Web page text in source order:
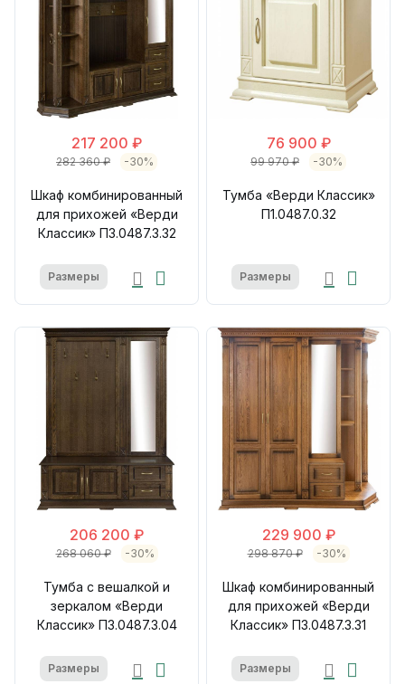
217 200 ₽
282 360 ₽ -30%
Шкаф комбинированный
для прихожей «Верди
Классик» П3.0487.3.32
Размеры
76 900 ₽
99 970 ₽ -30%
Тумба «Верди Классик»
П1.0487.0.32
Размеры
206 200 ₽
268 060 ₽ -30%
Тумба с вешалкой и
зеркалом «Верди
Классик» П3.0487.3.04
Размеры
229 900 ₽
298 870 ₽ -30%
Шкаф комбинированный
для прихожей «Верди
Классик» П3.0487.3.31
Размеры